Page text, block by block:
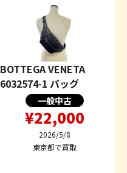
BOTTEGA VENETA
6032574-1 バッグ
一般中古
¥22,000
2026/5/8
東京都で買取